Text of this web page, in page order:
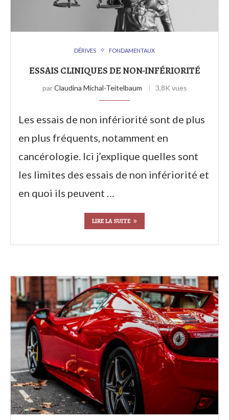
DÉRIVES FONDAMENTAUX
ESSAIS CLINIQUES DE NON-INFÉRIORITÉ
parClaudina Michal-Teitelbaum 3,8K vues
Les essais de non infériorité sont de plus
en plus fréquents, notamment en
cancérologie. Ici j’explique quelles sont
les limites des essais de non infériorité et
en quoi ils peuvent …
LIRE LA SUITE